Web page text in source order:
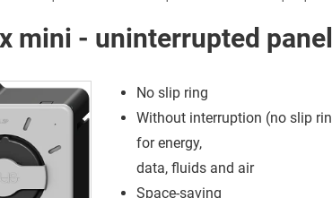
mini - uninterrupted
No slip ring
Without interruption (no slip
for energy,
data, fluids and air
Space-saving